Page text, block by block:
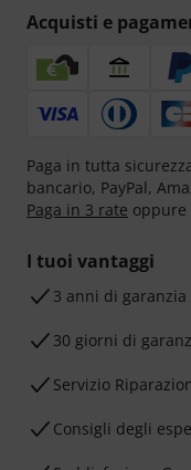
Acquisti e
Paga in tutta
bancario, PayPal,
Paga in 3 rate oppure
I tuoi vantaggi
3 anni di garanzia
30 giorni di
Servizio
Consigli degli